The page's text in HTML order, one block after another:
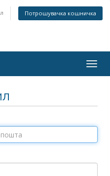
Потрошувачка кошничка